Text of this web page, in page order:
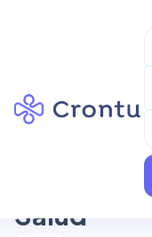
Salud